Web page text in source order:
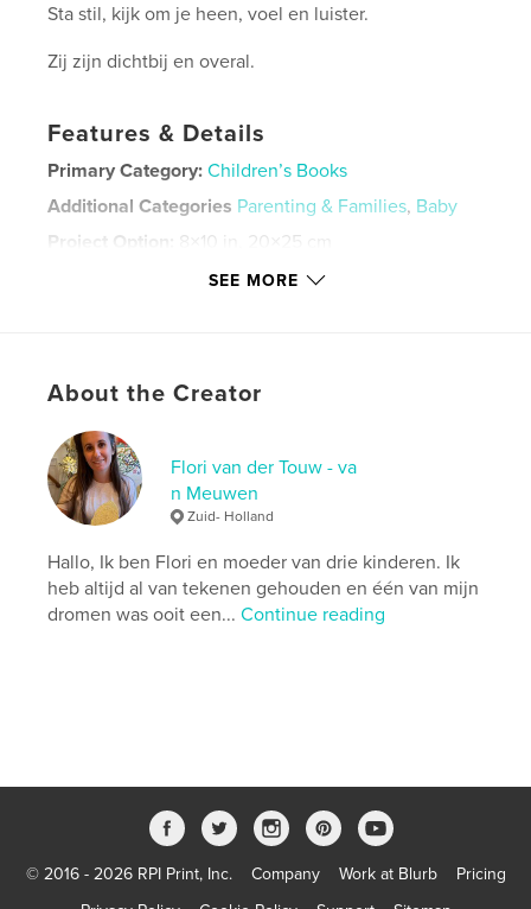
Sta stil, kijk om je heen, voel en luister.
Zij zijn dichtbij en overal.
Features & Details
Primary Category: Children’s Books
Additional Categories Parenting & Families, Baby
Project Option: 8×10 in, 20×25 cm
LanguageDutch
Keywords
geboorte rouwverwerking , verlies
zwangerschap
SEE MORE
About the Creator
Flori van der Touw - va
n Meuwen
Zuid- Holland
Hallo, Ik ben Flori en moeder van drie kinderen. Ik
heb altijd al van tekenen gehouden en één van mijn
dromen was ooit een...Continue reading
© 2016 - 2026 RPI Print, Inc. Company Work at Blurb
Pricing